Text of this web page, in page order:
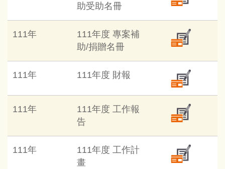
助受助名冊
111年
111年度 專案補
助/捐贈名冊
111年 111年度 財報
111年
111年度 工作報
告
111年
111年度 工作計
畫